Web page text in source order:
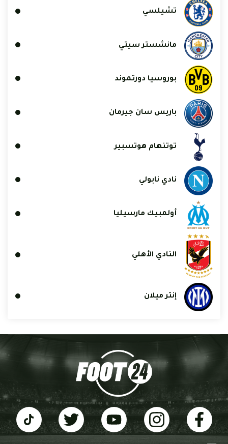
تشيلسي
مانشستر سيتي
بوروسيا دورتموند
باريس سان جيرمان
توتنهام هوتسبير
نادي نابولي
أولمبيك مارسيليا
النادي الأهلي
إنتر ميلان